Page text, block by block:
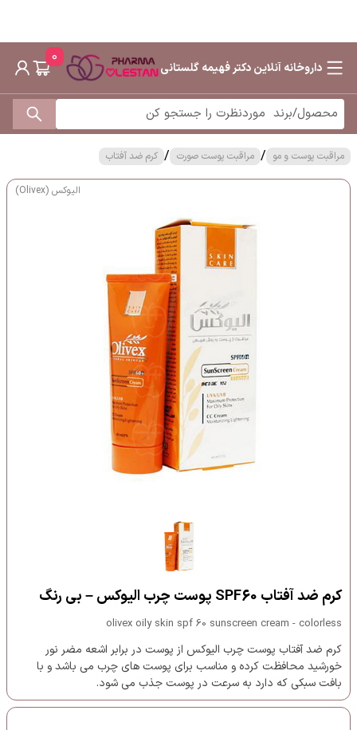
داروخانه آنلاین دکتر فهیمه گلستانی
0
مراقبت پوست و مو / مراقبت پوست صورت / کرم ضد آفتاب
الیوکس (Olivex)
کرم ضد آفتاب SPF60 پوست چرب الیوکس – بی رنگ
olivex oily skin spf 60 sunscreen cream - colorless
کرم ضد آفتاب پوست چرب الیوکس از پوست در برابر اشعه مضر نور
خورشید محافظت کرده و مناسب برای پوست های چرب می باشد و با
بافت سبکی که دارد به سرعت در پوست جذب می شود.